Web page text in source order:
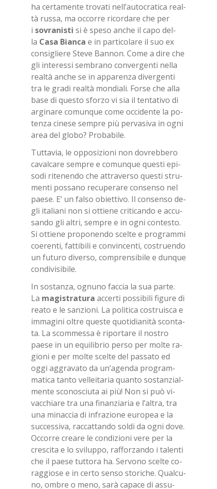
ha cer­ta­men­te tro­va­ti nel­l’au­to­cra­ti­ca real­
tà rus­sa, ma oc­cor­re ri­cor­da­re che per
i so­vra­ni­sti si è spe­so an­che il capo del­
la Casa Bian­ca e in par­ti­co­la­re il suo ex
con­si­glie­re Ste­ve Ban­non. Come a dire che
gli in­te­res­si sem­bra­no con­ver­gen­ti nel­la
real­tà an­che se in ap­pa­ren­za di­ver­gen­ti
tra le gra­di real­tà mon­dia­li. For­se che alla
base di que­sto sfor­zo vi sia il ten­ta­ti­vo di
ar­gi­na­re co­mun­que come oc­ci­den­te la po­
ten­za ci­ne­se sem­pre più per­va­si­va in ogni
area del glo­bo? Pro­ba­bi­le.
Tut­ta­via, le op­po­si­zio­ni non do­vreb­be­ro
ca­val­ca­re sem­pre e co­mun­que que­sti epi­
so­di ri­te­nen­do che at­tra­ver­so que­sti stru­
men­ti pos­sa­no re­cu­pe­ra­re con­sen­so nel
pae­se. E’ un fal­so obiet­ti­vo. Il con­sen­so de­
gli ita­lia­ni non si ot­tie­ne cri­ti­can­do e ac­cu­
san­do gli al­tri, sem­pre e in ogni con­te­sto.
Si ot­tie­ne pro­po­nen­do scel­te e pro­gram­mi
coe­ren­ti, fat­ti­bi­li e con­vin­cen­ti, co­struen­do
un fu­tu­ro di­ver­so, com­pren­si­bi­le e dun­que
con­di­vi­si­bi­le.
In so­stan­za, ognu­no fac­cia la sua par­te.
La ma­gi­stra­tu­ra ac­cer­ti pos­si­bi­li fi­gu­re di
rea­to e le san­zio­ni. La po­li­ti­ca co­strui­sca e
im­ma­gi­ni ol­tre que­ste quo­ti­dia­ni­tà scon­ta­
ta. La scom­mes­sa è ri­por­ta­re il no­stro
pae­se in un equi­li­brio per­so per mol­te ra­
gio­ni e per mol­te scel­te del pas­sa­to ed
oggi ag­gra­va­to da un’a­gen­da pro­gram­
ma­ti­ca tan­to vel­lei­ta­ria quan­to so­stan­zial­
men­te sco­no­sciu­ta ai più! Non si può vi­
vac­chia­re tra una fi­nan­zia­ria e l’al­tra, tra
una mi­nac­cia di in­fra­zio­ne eu­ro­pea e la
suc­ces­si­va, rac­cat­tan­do sol­di da ogni dove.
Oc­cor­re crea­re le con­di­zio­ni vere per la
cre­sci­ta e lo svi­lup­po, raf­for­zan­do i ta­len­ti
che il pae­se tut­to­ra ha. Ser­vo­no scel­te co­
rag­gio­se e in cer­to sen­so sto­ri­che. Qual­cu­
no, om­bre o meno, sarà ca­pa­ce di as­su­